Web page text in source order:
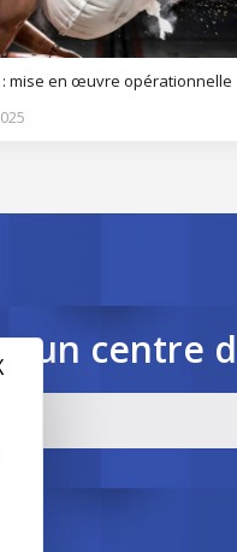
Masquer le bandeau
: mise en œuvre opérationnelle
un centre